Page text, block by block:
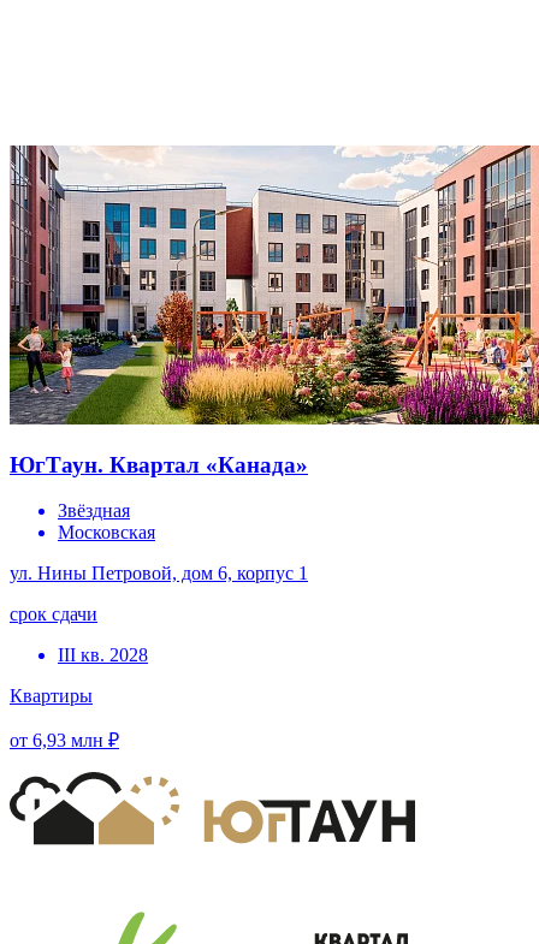
ЮгТаун. Квартал «Канада»
Звёздная
Московская
ул. Нины Петровой, дом 6, корпус 1
срок сдачи
III кв. 2028
Квартиры
от 6,93 млн ₽